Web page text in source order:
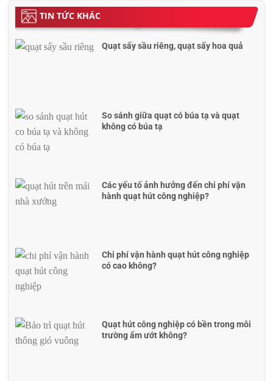
TIN TỨC KHÁC
Quạt sấy sầu riêng, quạt sấy hoa quả
So sánh giữa quạt có búa tạ và quạt
không có búa tạ
Các yếu tố ảnh hưởng đến chi phí vận
hành quạt hút công nghiệp?
Chi phí vận hành quạt hút công nghiệp
có cao không?
Quạt hút công nghiệp có bền trong môi
trường ẩm ướt không?